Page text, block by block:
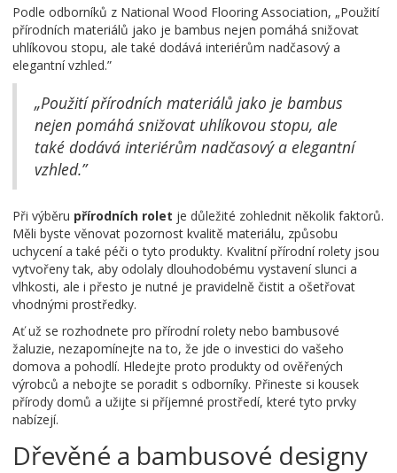
Podle odborníků z National Wood Flooring Association, „Použití
přírodních materiálů jako je bambus nejen pomáhá snižovat
uhlíkovou stopu, ale také dodává interiérům nadčasový a
elegantní vzhled.”
„Použití přírodních materiálů jako je bambus
nejen pomáhá snižovat uhlíkovou stopu, ale
také dodává interiérům nadčasový a elegantní
vzhled.”
Při výběru přírodních rolet je důležité zohlednit několik faktorů.
Měli byste věnovat pozornost kvalitě materiálu, způsobu
uchycení a také péči o tyto produkty. Kvalitní přírodní rolety jsou
vytvořeny tak, aby odolaly dlouhodobému vystavení slunci a
vlhkosti, ale i přesto je nutné je pravidelně čistit a ošetřovat
vhodnými prostředky.
Ať už se rozhodnete pro přírodní rolety nebo bambusové
žaluzie, nezapomínejte na to, že jde o investici do vašeho
domova a pohodlí. Hledejte proto produkty od ověřených
výrobců a nebojte se poradit s odborníky. Přineste si kousek
přírody domů a užijte si příjemné prostředí, které tyto prvky
nabízejí.
Dřevěné a bambusové designy